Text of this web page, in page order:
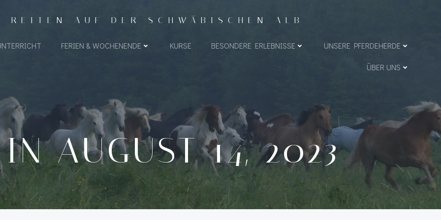
AUF DER SCHWÄBISCHEN ALB
FERIEN & WOCHENENDE KURSE BESONDERE ERLEBNISSE UNSERE PFERDEHERDE
ÜBER UNS
AUGUST 14, 2023